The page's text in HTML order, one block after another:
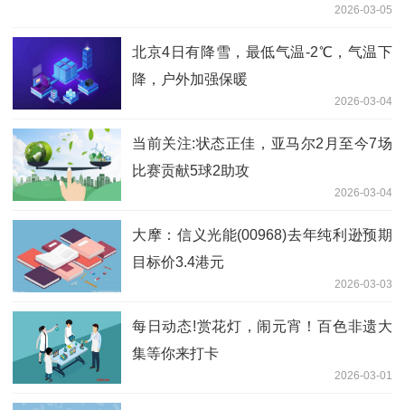
2026-03-05
北京4日有降雪，最低气温-2℃，气温下
降，户外加强保暖
2026-03-04
当前关注:状态正佳，亚马尔2月至今7场
比赛贡献5球2助攻
2026-03-04
大摩：信义光能(00968)去年纯利逊预期
目标价3.4港元
2026-03-03
每日动态!赏花灯，闹元宵！百色非遗大
集等你来打卡
2026-03-01